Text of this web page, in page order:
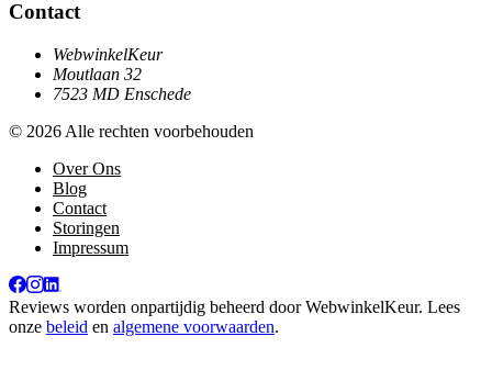
Contact
WebwinkelKeur
Moutlaan 32
7523 MD Enschede
© 2026 Alle rechten voorbehouden
Over Ons
Blog
Contact
Storingen
Impressum
Reviews worden onpartijdig beheerd doorWebwinkelKeur. Lees
onze beleid en algemene voorwaarden.